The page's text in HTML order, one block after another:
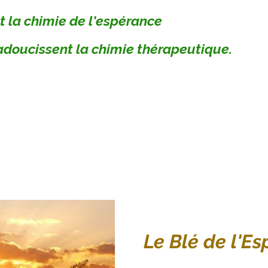
la chimie de l'espérance
la chimie thérapeutique.
Le Blé de